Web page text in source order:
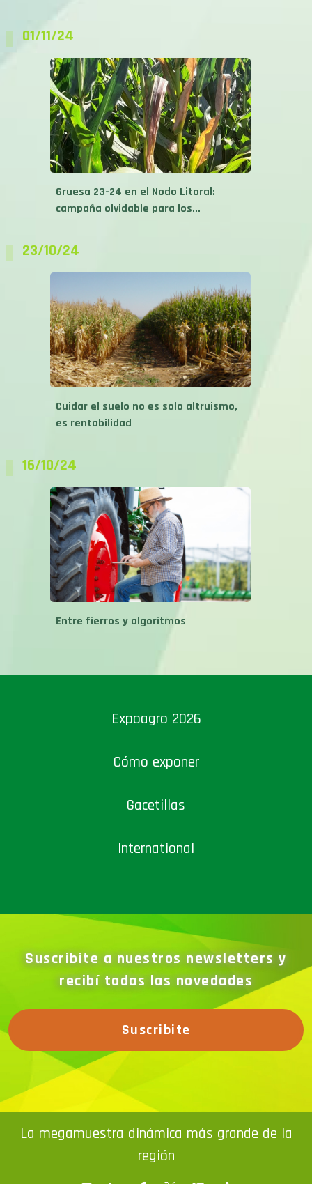
01/11/24
Gruesa 23-24 en el Nodo Litoral:
campaña olvidable para los...
23/10/24
Cuidar el suelo no es solo altruismo,
es rentabilidad
16/10/24
Entre fierros y algoritmos
Expoagro 2026
Cómo exponer
Gacetillas
International
Suscribite a nuestros newsletters y
recibí todas las novedades
Suscribite
La megamuestra dinámica más grande de la
región